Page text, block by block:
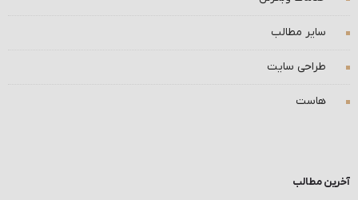
سایر مطالب
طراحی سایت
هاست
آخرین مطالب